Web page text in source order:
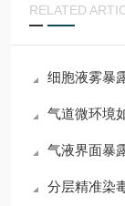
RELATED
细胞液雾暴
气道微环境如何
气液界面暴
分层精准染